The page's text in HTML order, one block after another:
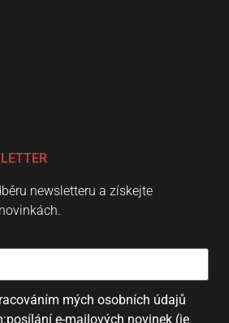
newsletteru a získejte
mých osobních údajů
e-mailových novinek (je